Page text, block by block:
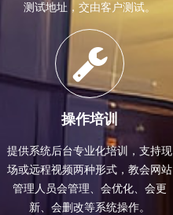
测试地址，交由客户测试。
操作培训
提供系统后台专业化培训，支持现
场或远程视频两种形式，教会网站
管理人员会管理、会优化、会更
新、会删改等系统操作。